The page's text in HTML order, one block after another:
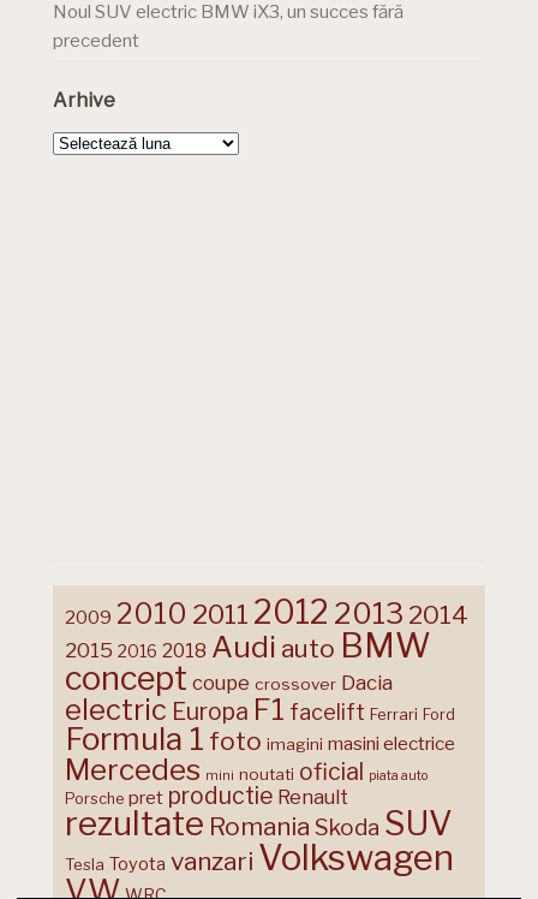
Noul SUV electric BMW iX3, un succes fără
precedent
Arhive
Arhive
2009 2010 2011 2012 2013 2014
2015 2016 2018 Audi auto BMW
concept coupe crossover Dacia
electric Europa F1 facelift Ferrari Ford
Formula 1 foto imagini masini electrice
Mercedes mini noutati oficial piata auto
Porsche pret productie Renault
rezultate Romania Skoda SUV
Tesla Toyota vanzari Volkswagen
VW